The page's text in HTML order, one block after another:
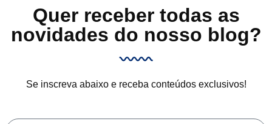
Quer receber todas as
novidades do nosso blog?
Se inscreva abaixo e receba conteúdos exclusivos!